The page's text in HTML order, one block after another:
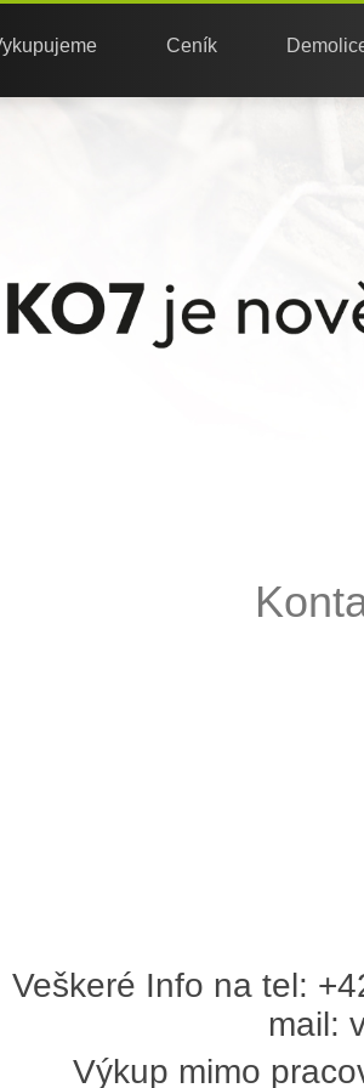
Ceník
Veškeré Info na tel:
mail:
Výkup mimo